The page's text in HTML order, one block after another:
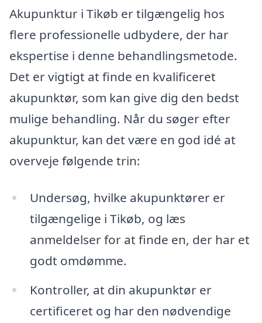
Akupunktur i Tikøb er tilgængelig hos
flere professionelle udbydere, der har
ekspertise i denne behandlingsmetode.
Det er vigtigt at finde en kvalificeret
akupunktør, som kan give dig den bedst
mulige behandling. Når du søger efter
akupunktur, kan det være en god idé at
overveje følgende trin:
Undersøg, hvilke akupunktører er
tilgængelige i Tikøb, og læs
anmeldelser for at finde en, der har et
godt omdømme.
Kontroller, at din akupunktør er
certificeret og har den nødvendige